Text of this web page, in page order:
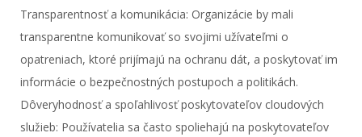
Transparentnosť a komunikácia: Organizácie by mali
transparentne komunikovať so svojimi užívateľmi o
opatreniach, ktoré prijímajú na ochranu dát, a poskytovať im
informácie o bezpečnostných postupoch a politikách.
Dôveryhodnosť a spoľahlivosť poskytovateľov cloudových
služieb: Používatelia sa často spoliehajú na poskytovateľov